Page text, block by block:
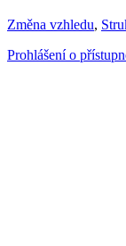
Změna vzhledu,
Prohlášení o